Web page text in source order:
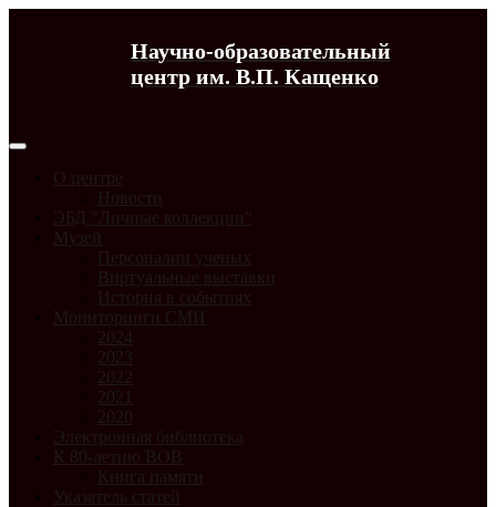
Научно-образовательный
центр им. В.П. Кащенко
О центре
Новости
ЭБД "Личные коллекции"
Музей
Персоналии ученых
Виртуальные выставки
История в событиях
Мониторинги СМИ
2024
2023
2022
2021
2020
Электронная библиотека
К 80-летию ВОВ
Книга памяти
Указатель статей